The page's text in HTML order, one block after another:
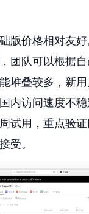
版价格相对友
团队可以根据
堆叠较多，新
内访问速度不
试用，重点验
受。